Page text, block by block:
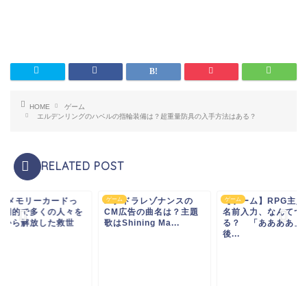
HOME
ゲーム
エルデンリングのハベルの指輪装備は？超重量防具の入手方法はある？
RELATED POST
メモリーカードっ
期的で多くの人々を
から解放した救世
ゲーム
ユグドラレゾナンスの
CM広告の曲名は？主題
歌はShining Ma...
ゲーム
【ゲーム】RPG主人
名前入力、なんてつ
る？ 「ああああ」
後...